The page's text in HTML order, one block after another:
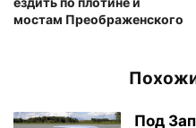
мостам Преображенского
Под